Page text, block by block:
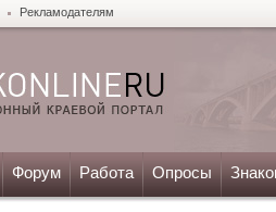
Рекламодателям
Форум Работа Опросы